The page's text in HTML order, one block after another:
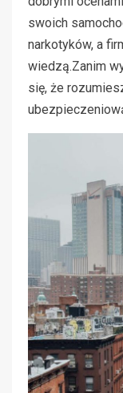
swoich
narkotyków, a
wiedzą.Zanim
się, że